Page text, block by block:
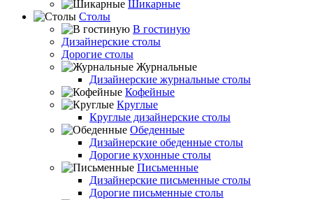
Шикарные
Столы
В гостиную
Дизайнерские столы
Дорогие столы
Журнальные
Дизайнерские журнальные столы
Кофейные
Круглые
Круглые дизайнерские столы
Обеденные
Дизайнерские обеденные столы
Дорогие кухонные столы
Письменные
Дизайнерские письменные столы
Дорогие письменные столы